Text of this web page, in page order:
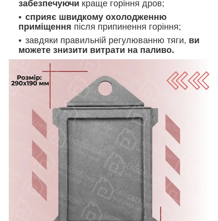
забезпечуючи краще горіння дров;
сприяє швидкому охолодженню
приміщення після припинення горіння;
завдяки правильній регулюванню тяги, ви
можете знизити витрати на паливо.